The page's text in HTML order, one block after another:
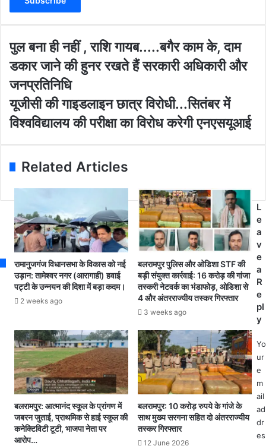
o
u
r
E
a
i
l
पु
ल
ब
ना
न
हीं
,
रा
का
के
दा
का
जा
की
पुल बना ही नहीं , राशि गायब.....बगैर काम के, दाम
डकार जाने की हुनर रखते हैं सरकारी अधिकारी और
जनप्रतिनिधि
यू
जी
सी
इ
ला
इ
छा
त्र
वि
रो
धी
वि
द्या
ल
यूजीसी की गाइडलाइन छात्र विरोधी...सितंबर में
विश्वविद्यालय की परीक्षा का विरोध करेगी एनएसयूआई
Related Articles
रामानुजगंज विधानसभा के विकास को नई
उड़ान: तामेश्वर नगर (आरागाही) हवाई
पट्टी के उन्नयन की दिशा में बड़ा कदम।
2 weeks ago
बलरामपुर पुलिस और ओडिशा STF की
बड़ी संयुक्त कार्रवाई: 16 करोड़ की गांजा
तस्करी नेटवर्क का भंडाफोड़, ओडिशा से
4 और अंतरराज्यीय तस्कर गिरफ्तार
3 weeks ago
बलरामपुर: आत्मानंद स्कूल के प्रांगण में
जबरन जुताई, प्राथमिक से हाई स्कूल की
कनेक्टिविटी टूटी, भाजपा नेता पर
आरोप…
बलरामपुर: 10 करोड़ रुपये के गांजे के
साथ मुख्य सरगना सहित दो अंतरराज्यीय
तस्कर गिरफ्तार
12 June 2026
L
e
a
v
e
a
R
e
pl
y
Yo
ur
e
m
ail
ad
dr
es